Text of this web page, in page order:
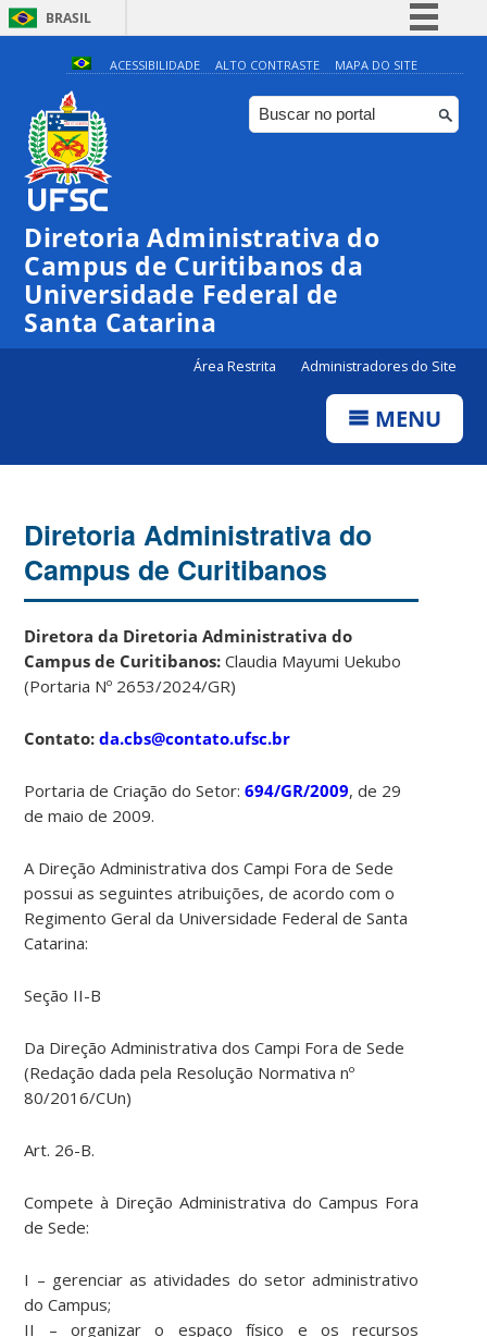
BRASIL
Simplifique!
Comunica BR
Participe
Canais
ACESSIBILIDADE ALTO CONTRASTE MAPA DO SITE
Diretoria Administrativa do
Campus de Curitibanos da
Universidade Federal de
Santa Catarina
Área Restrita Administradores do Site
MENU
Diretoria Administrativa do
Campus de Curitibanos
Diretora da Diretoria Administrativa do
Campus de Curitibanos: Claudia Mayumi Uekubo
(Portaria Nº 2653/2024/GR)
Contato: da.cbs@contato.ufsc.br
Portaria de Criação do Setor:694/GR/2009, de 29
de maio de 2009.
A Direção Administrativa dos Campi Fora de Sede
possui as seguintes atribuições, de acordo com o
Regimento Geral da Universidade Federal de Santa
Catarina:
Seção II-B
Da Direção Administrativa dos Campi Fora de Sede
(Redação dada pela Resolução Normativa nº
80/2016/CUn)
Art. 26-B.
Compete à Direção Administrativa do Campus Fora
de Sede:
I – gerenciar as atividades do setor administrativo
do Campus;
II – organizar o espaço físico e os recursos